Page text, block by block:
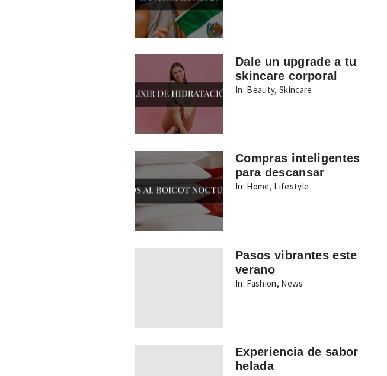
Dale un upgrade a tu
skincare corporal
In: Beauty,Skincare
Compras inteligentes
para descansar
In: Home, Lifestyle
Pasos vibrantes este
verano
In: Fashion, News
Experiencia de sabor
helada